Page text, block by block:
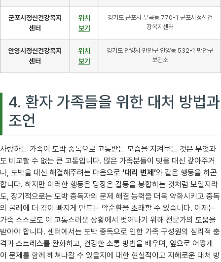
군포시정신건강복지
센터
위치
보기
경기도 군포시 부곡동 770-1 군포시정신건
강복지센터
안양시정신건강복지
센터
위치
보기
경기도 안양시 만안구 안양동 532-1 만안구
보건소
4. 환자 가족들을 위한 대처 방법과
조언
사랑하는 가족이 도박 중독으로 고통받는 모습을 지켜보는 것은 무엇과
도 비교할 수 없는 큰 고통입니다. 많은 가족분들이 빚을 대신 갚아주거
나, 도박을 대신 해결해주려는 마음으로 ‘대리 변제’와 같은 행동을 하곤
합니다. 하지만 이러한 행동은 당장은 갈등을 봉합하는 것처럼 보일지라
도, 장기적으로는 도박 중독자의 문제 해결 능력을 더욱 약화시키고 중독
의 굴레에 더 깊이 빠지게 만드는 악순환을 초래할 수 있습니다. 이제는
가족 스스로도 이 고통스러운 상황에서 벗어나기 위해 전문가의 도움을
받아야 합니다. 센터에서는 도박 중독으로 인한 가족 구성원의 심리적 충
격과 스트레스를 완화하고, 건강한 소통 방법을 배우며, 앞으로 어떻게
이 문제를 함께 헤쳐나갈 수 있을지에 대한 현실적이고 지혜로운 대처 방